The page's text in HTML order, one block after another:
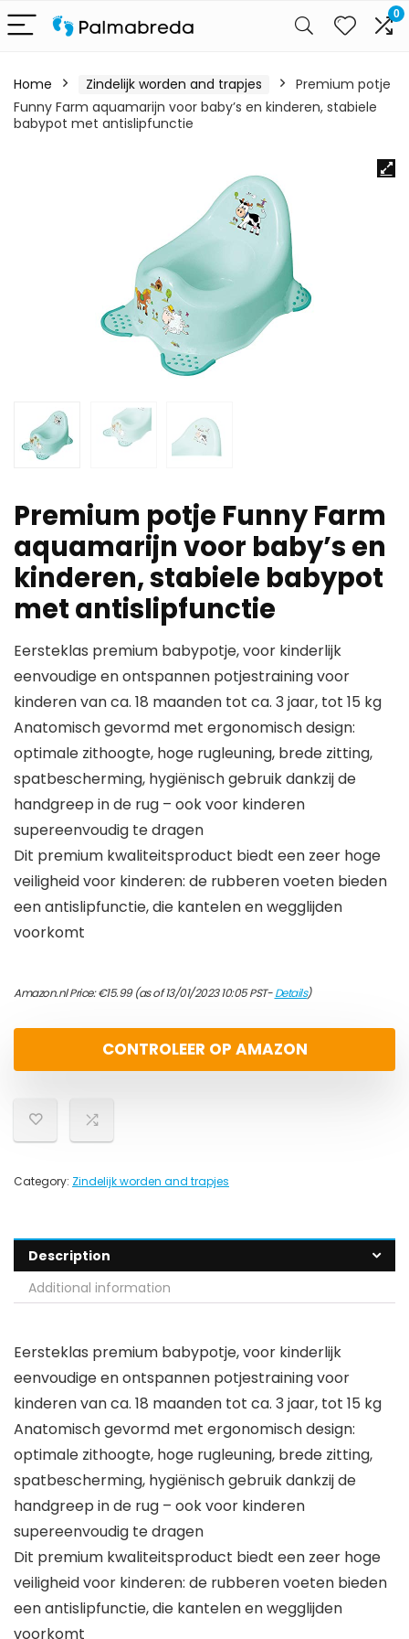
0
Home Zindelijk worden and trapjes
Premium potje
Funny Farm aquamarijn voor baby’s en kinderen, stabiele
babypot met antislipfunctie
Premium potje Funny Farm
aquamarijn voor baby’s en
kinderen, stabiele babypot
met antislipfunctie
Eersteklas premium babypotje, voor kinderlijk
eenvoudige en ontspannen potjestraining voor
kinderen van ca. 18 maanden tot ca. 3 jaar, tot 15 kg
Anatomisch gevormd met ergonomisch design:
optimale zithoogte, hoge rugleuning, brede zitting,
spatbescherming, hygiënisch gebruik dankzij de
handgreep in de rug – ook voor kinderen
supereenvoudig te dragen
Dit premium kwaliteitsproduct biedt een zeer hoge
veiligheid voor kinderen: de rubberen voeten bieden
een antislipfunctie, die kantelen en wegglijden
voorkomt
Amazon.nl Price:€15.99(as of 13/01/2023 10:05 PST-Details)
CONTROLEER OP AMAZON
Category: Zindelijk worden and trapjes
Description
Additional information
Eersteklas premium babypotje, voor kinderlijk
eenvoudige en ontspannen potjestraining voor
kinderen van ca. 18 maanden tot ca. 3 jaar, tot 15 kg
Anatomisch gevormd met ergonomisch design:
optimale zithoogte, hoge rugleuning, brede zitting,
spatbescherming, hygiënisch gebruik dankzij de
handgreep in de rug – ook voor kinderen
supereenvoudig te dragen
Dit premium kwaliteitsproduct biedt een zeer hoge
veiligheid voor kinderen: de rubberen voeten bieden
een antislipfunctie, die kantelen en wegglijden
voorkomt